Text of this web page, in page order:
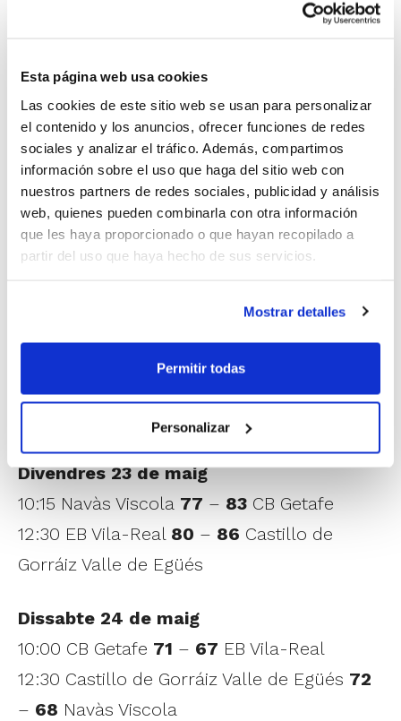
Esta página web usa cookies
Las cookies de este sitio web se usan para personalizar
el contenido y los anuncios, ofrecer funciones de redes
sociales y analizar el tráfico. Además, compartimos
información sobre el uso que haga del sitio web con
nuestros partners de redes sociales, publicidad y análisis
web, quienes pueden combinarla con otra información
que les haya proporcionado o que hayan recopilado a
partir del uso que haya hecho de sus servicios.
Mostrar detalles
Permitir todas
Personalizar
cocinas.com
Dissabte 24 de maig
10:00 CB Aridane83– 66Rigalli Alginet
13:00 Logrobasket cocinas.com83– 84
Jaén Paraíso Interior FS
10:15 EB Vila-Real
– 87
12:30 CB Getafe
Divendres 23 de maig
10:15 Navàs Viscola 77 – 83 CB Getafe
12:30 EB Vila-Real 80 – 86 Castillo de
Gorráiz Valle de Egüés
Dissabte 24 de maig
10:00 CB Getafe 71 – 67 EB Vila-Real
12:30 Castillo de Gorráiz Valle de Egüés 72
– 68 Navàs Viscola